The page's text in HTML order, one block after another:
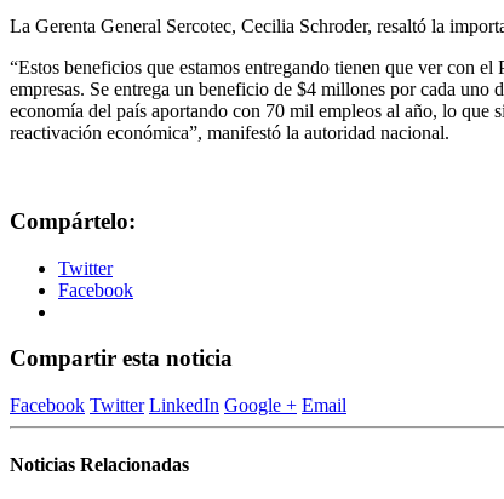
La Gerenta General Sercotec, Cecilia Schroder, resaltó la
“Estos beneficios que estamos entregando tienen que ver con
empresas. Se entrega un beneficio de $4 millones por cada
economía del país aportando con 70 mil empleos al año, lo que
reactivación económica”, manifestó la autoridad nacional.
Compártelo:
Twitter
Facebook
Compartir esta noticia
Facebook Twitter LinkedIn Google + Email
Noticias Relacionadas